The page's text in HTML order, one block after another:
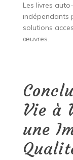
Les livres
indépendants
solutions
œuvres.
Vie à
une